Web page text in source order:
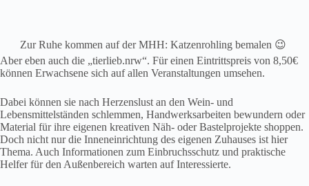
Zur Ruhe kommen auf der MHH: Katzenrohling bemalen 😉
Aber eben auch die „tierlieb.nrw“. Für einen Eintrittspreis von 8,50€
können Erwachsene sich auf allen Veranstaltungen umsehen.
Dabei können sie nach Herzenslust an den Wein- und
Lebensmittelständen schlemmen, Handwerksarbeiten bewundern oder
Material für ihre eigenen kreativen Näh- oder Bastelprojekte shoppen.
Doch nicht nur die Inneneinrichtung des eigenen Zuhauses ist hier
Thema. Auch Informationen zum Einbruchsschutz und praktische
Helfer für den Außenbereich warten auf Interessierte.